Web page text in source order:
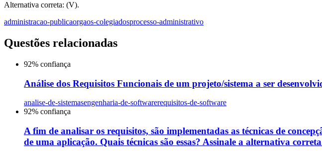
Alternativa correta: (V).
administracao-publicaorgaos-colegiadosprocesso-administrativo
Questões relacionadas
92% confiança
Análise dos Requisitos Funcionais de um projeto/sistema a ser
analise-de-sistemasengenharia-de-softwarerequisitos-de-software
92% confiança
A fim de analisar os requisitos, são implementadas as técnicas de
de uma aplicação. Quais técnicas são essas? Assinale a alternativa